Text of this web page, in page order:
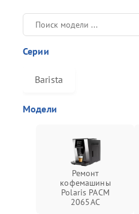
Серии
Barista
Модели
Ремонт
кофемашины
Polaris PACM
2065AC